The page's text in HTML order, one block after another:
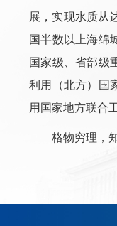
展，实现水质从
国半数以上海绵
国家级、省部级
利用（北方）国
用国家地方联合
格物穷理，